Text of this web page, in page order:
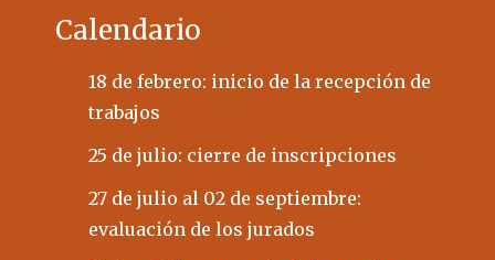
Calendario
18 de febrero: inicio de la recepción de
trabajos
25 de julio: cierre de inscripciones
27 de julio al 02 de septiembre:
evaluación de los jurados